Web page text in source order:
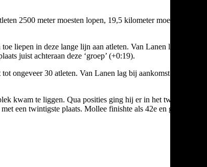
2500 meter moesten lopen, 19,5 kilometer moesten
liepen in deze lange lijn aan atleten. Van Lanen lag
juist achteraan deze ‘groep’ (+0:19).
ongeveer 30 atleten. Van Lanen lag bij aankomst in T2
kwam te liggen. Qua posities ging hij er in het tweede
een twintigste plaats. Mollee finishte als 42e en gaf